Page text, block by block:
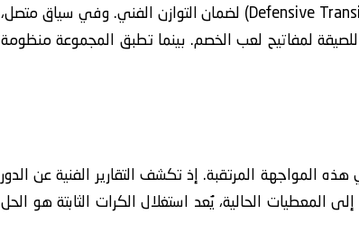
تعتمد المنظومة على التحول السريع من الحالة الهجومية للدفاعية (Defensive Transition) لضمان التوازن الفني. وفي سياق متصل،
اللصيقة لمفاتيح لعب الخصم. بينما تطبق المجموعة منظومة
المواجهة المرتقبة. إذ تكشف التقارير الفنية عن الدور
المعطيات الحالية، يُعد استغلال الكرات الثابتة هو الحل